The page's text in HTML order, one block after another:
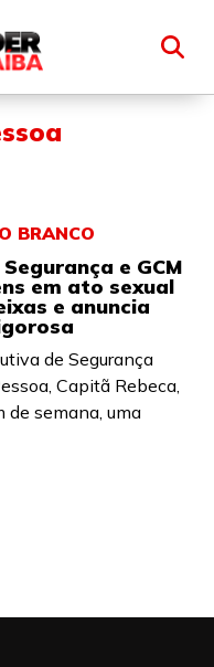
BRANCO
e GCM
em ato sexual
e anuncia
de Segurança
Capitã Rebeca,
de semana, uma